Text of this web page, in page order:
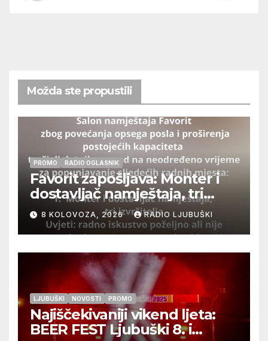
Možda ste propustili
PROMO RADIO OGLASNIK
Favorit zapošljava: Monter i
dostavljač namještaja, tri
izvršitelja
8 KOLOVOZA, 2026 RADIO LJUBUŠKI
LJUBUŠKI NOVOSTI PROMO
Najiščekivaniji vikend ljeta:
BEER FEST Ljubuški 8. i